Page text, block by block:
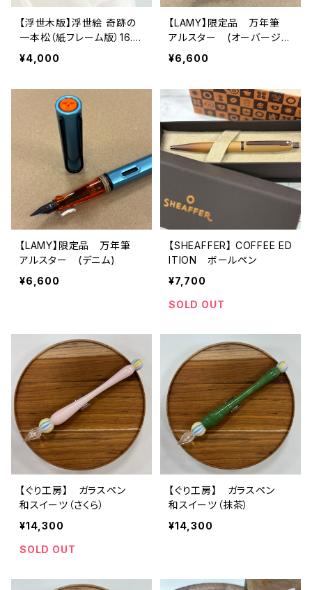
【浮世木版】浮世絵 奇跡の
一本松（紙フレーム版）16.5
cm×11.5cm
¥4,000
【LAMY】限定品 万年筆
アルスター (オーバージー
ン)
¥6,600
【LAMY】限定品 万年筆
アルスター (デニム)
¥6,600
【SHEAFFER】 COFFEE ED
ITION ボールペン
¥7,700
SOLD OUT
【ぐり工房】 ガラスペン
和スイーツ（さくら）
¥14,300
SOLD OUT
【ぐり工房】 ガラスペン
和スイーツ（抹茶）
¥14,300